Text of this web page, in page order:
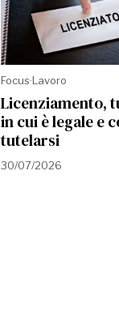
Focus·Lavoro
Licenziamento,
in cui è legale e
tutelarsi
30/07/2026